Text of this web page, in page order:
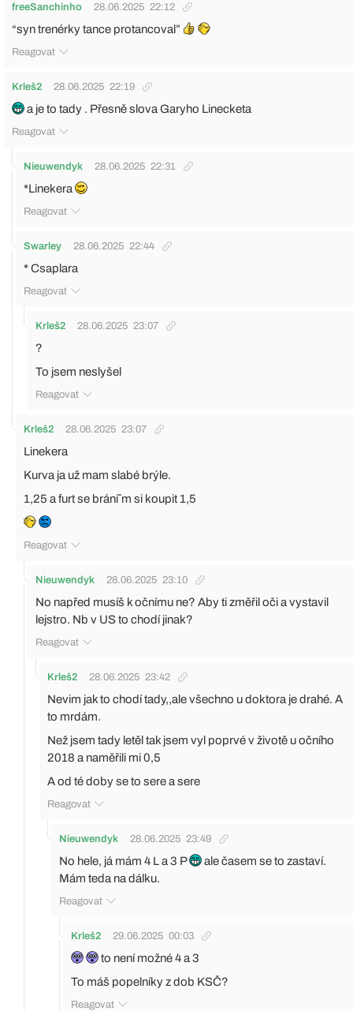
freeSanchinho 28.06.2025 22:12
“syn trenérky tance protancoval”
Reagovat
Krleš2 28.06.2025 22:19
a je to tady . Přesně slova Garyho Linecketa
Reagovat
Nieuwendyk 28.06.2025 22:31
*Linekera
Reagovat
Swarley 28.06.2025 22:44
* Csaplara
Reagovat
Krleš2 28.06.2025 23:07
?
To jsem neslyšel
Reagovat
Krleš2 28.06.2025 23:07
Linekera
Kurva ja už mam slabé brýle.
1,25 a furt se bráníˇm si koupit 1,5
Reagovat
Nieuwendyk 28.06.2025 23:10
No napřed musíš k očnímu ne? Aby ti změřil oči a vystavil
lejstro. Nb v US to chodí jinak?
Reagovat
Krleš2 28.06.2025 23:42
Nevim jak to chodí tady,,ale všechno u doktora je drahé. A
to mrdám.
Než jsem tady letěl tak jsem vyl poprvé v životě u očního
2018 a naměřili mi 0,5
A od té doby se to sere a sere
Reagovat
Nieuwendyk 28.06.2025 23:49
No hele, já mám 4 L a 3 P
ale časem se to zastaví.
Mám teda na dálku.
Reagovat
Krleš2 29.06.2025 00:03
to není možné 4 a 3
To máš popelníky z dob KSČ?
Reagovat